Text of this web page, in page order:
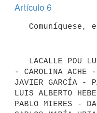
Artículo 6
- CAROLINA ACHE -
JAVIER GARCÍA -
LUIS ALBERTO
PABLO MIERES -